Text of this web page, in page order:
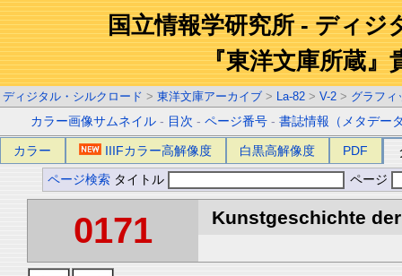
国立情報学研究所 - ディジ
『東洋文庫所蔵』
ディジタル・シルクロード > 東洋文庫アーカイブ > La-82 > V-2 > グラフィ
カラー画像サムネイル - 目次 -ページ番号 -書誌情報（メタデー
カラー IIIFカラー高解像度 白黒高解像度 PDF
ページ検索 タイトル ページ
0171 Kunstgeschichte